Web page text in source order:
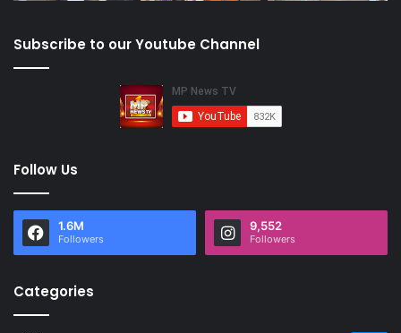
Subscribe to our Youtube Channel
Follow Us
1.6M
Followers
9,552
Followers
Categories